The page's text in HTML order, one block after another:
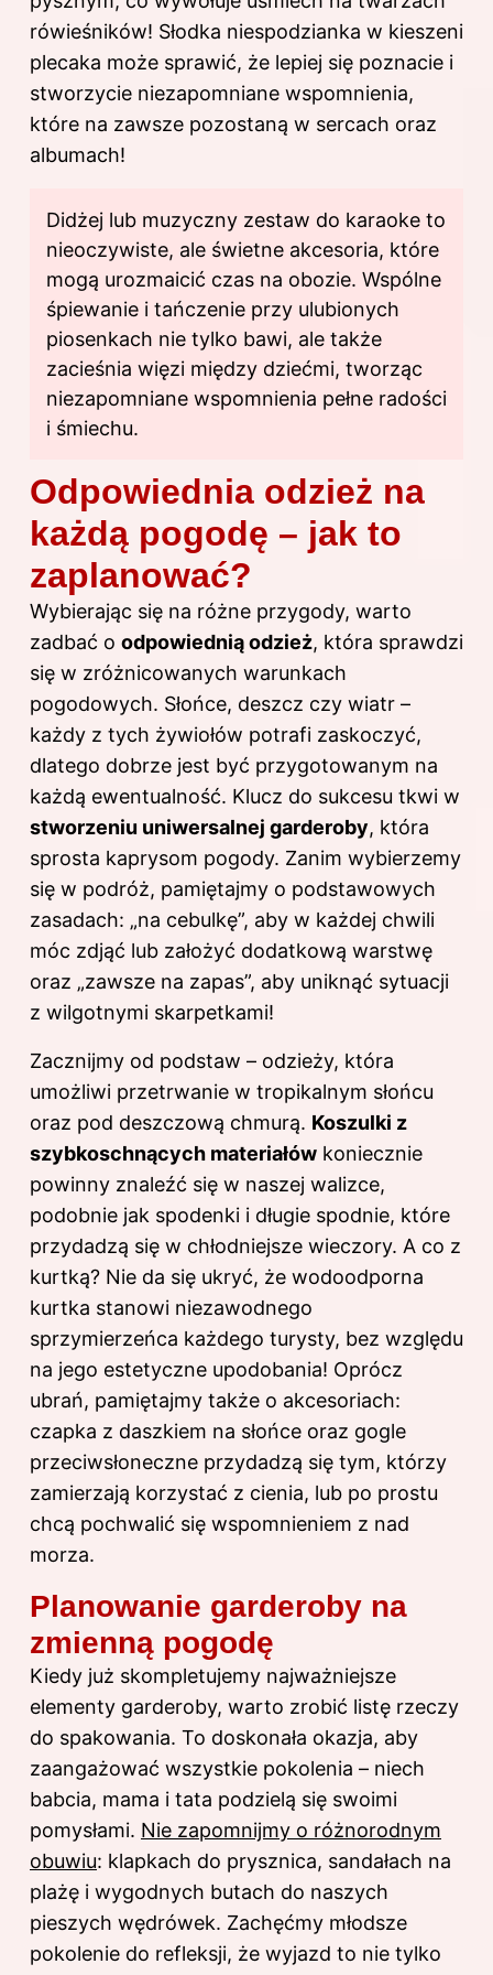
rówieśników! Słodka niespodzianka w kieszeni
plecaka może sprawić, że lepiej się poznacie i
stworzycie niezapomniane wspomnienia,
które na zawsze pozostaną w sercach oraz
albumach!
Didżej lub muzyczny zestaw do karaoke to
nieoczywiste, ale świetne akcesoria, które
mogą urozmaicić czas na obozie. Wspólne
śpiewanie i tańczenie przy ulubionych
piosenkach nie tylko bawi, ale także
zacieśnia więzi między dziećmi, tworząc
niezapomniane wspomnienia pełne radości
i śmiechu.
Odpowiednia odzież na
każdą pogodę – jak to
zaplanować?
Wybierając się na różne przygody, warto
zadbać o odpowiednią odzież, która sprawdzi
się w zróżnicowanych warunkach
pogodowych. Słońce, deszcz czy wiatr –
każdy z tych żywiołów potrafi zaskoczyć,
dlatego dobrze jest być przygotowanym na
każdą ewentualność. Klucz do sukcesu tkwi w
stworzeniu uniwersalnej garderoby, która
sprosta kaprysom pogody. Zanim wybierzemy
się w podróż, pamiętajmy o podstawowych
zasadach: „na cebulkę”, aby w każdej chwili
móc zdjąć lub założyć dodatkową warstwę
oraz „zawsze na zapas”, aby uniknąć sytuacji
z wilgotnymi skarpetkami!
Zacznijmy od podstaw – odzieży, która
umożliwi przetrwanie w tropikalnym słońcu
oraz pod deszczową chmurą. Koszulki z
szybkoschnących materiałów koniecznie
powinny znaleźć się w naszej walizce,
podobnie jak spodenki i długie spodnie, które
przydadzą się w chłodniejsze wieczory. A co z
kurtką? Nie da się ukryć, że wodoodporna
kurtka stanowi niezawodnego
sprzymierzeńca każdego turysty, bez względu
na jego estetyczne upodobania! Oprócz
ubrań, pamiętajmy także o akcesoriach:
czapka z daszkiem na słońce oraz gogle
przeciwsłoneczne przydadzą się tym, którzy
zamierzają korzystać z cienia, lub po prostu
chcą pochwalić się wspomnieniem z nad
morza.
Planowanie garderoby na
zmienną pogodę
Kiedy już skompletujemy najważniejsze
elementy garderoby, warto zrobić listę rzeczy
do spakowania. To doskonała okazja, aby
zaangażować wszystkie pokolenia – niech
babcia, mama i tata podzielą się swoimi
pomysłami. Nie zapomnijmy o różnorodnym
obuwiu: klapkach do prysznica, sandałach na
plażę i wygodnych butach do naszych
pieszych wędrówek. Zachęćmy młodsze
pokolenie do refleksji, że wyjazd to nie tylko